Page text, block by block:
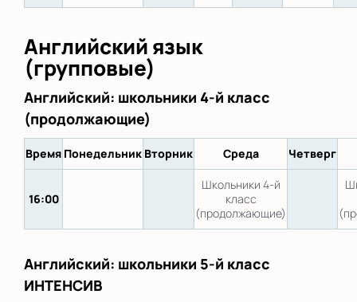
Английский язык
(групповые)
Английский: школьники 4-й класс
(продолжающие)
Время Понедельник Вторник Среда Четверг
16:00
Школьники 4-й
класс
(продолжающие)
Английский: школьники 5-й класс
ИНТЕНСИВ